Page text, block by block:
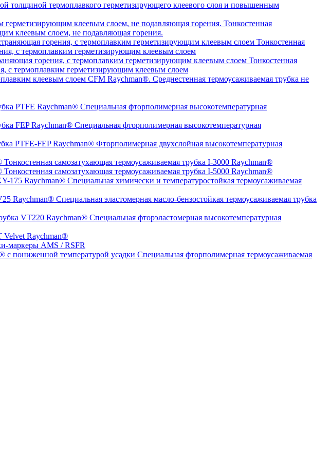
толщиной термоплавкого герметизирующего клеевого слоя и повышенным
Тонкостенная
клеевым слоем, не подавляющая горения.
Тонкостенная
с термоплавким герметизирующим клеевым слоем
Тонкостенная
с термоплавким герметизирующим клеевым слоем
Среднестенная термоусаживаемая трубка не
Специальная фторполимерная высокотемпературная
Специальная фторполимерная высокотемпературная
Фторполимерная двухслойная высокотемпературная
Тонкостенная самозатухающая термоусаживаемая трубка I-3000 Raychman®
Тонкостенная самозатухающая термоусаживаемая трубка I-5000 Raychman®
Специальная химически и температуростойкая термоусаживаемая
Специальная эластомерная масло-бензостойкая термоусаживаемая трубка
Специальная фторэластомерная высокотемпературная
Velvet Raychman®
маркеры AMS / RSFR
Специальная фторполимерная термоусаживаемая